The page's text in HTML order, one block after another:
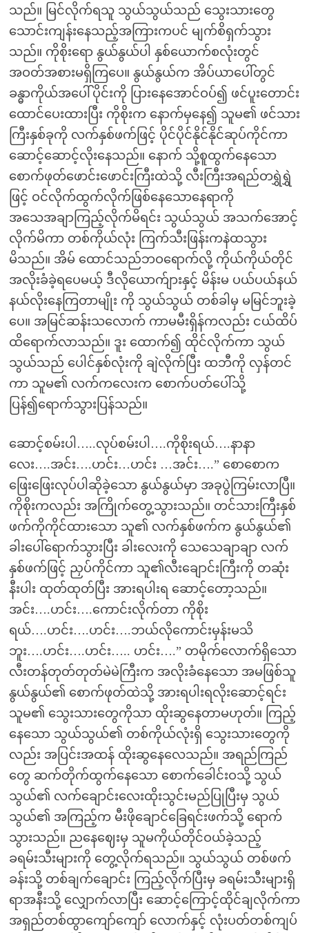
သည်။ မြင်လိုက်ရသူ သွယ်သွယ်သည် သွေးသားတွေ
သောင်းကျန်းနေသည့်အကြားကပင် မျက်စိရှက်သွား
သည်။ ကိုစိုးရော နွယ်နွယ်ပါ နှစ်ယောက်စလုံးတွင်
အဝတ်အစားမရှိကြပေ။ နွယ်နွယ်က အိပ်ယာပေါ်တွင်
ခန္ဓာကိုယ်အပေါ်ပိုင်းကို ပြားနေအောင်ဝပ်၍ ဖင်ပူးတောင်း
ထောင်ပေးထားပြီး ကိုစိုးက နောက်မှနေ၍ သူမ၏ ဖင်သား
ကြီးနှစ်ခုကို လက်နှစ်ဖက်ဖြင့် ပိုင်ပိုင်နိုင်နိုင်ဆုပ်ကိုင်ကာ
ဆောင့်ဆောင့်လိုးနေသည်။ နောက် သို့စူထွက်နေသော
စောက်ဖုတ်ဖောင်းဖောင်းကြီးထဲသို့ လီးကြီးအရည်တရွှဲရွှဲ
ဖြင့် ဝင်လိုက်ထွက်လိုက်ဖြစ်နေသောနေရာကို
အသေအချာကြည့်လိုက်မိရင်း သွယ်သွယ် အသက်အောင့်
လိုက်မိကာ တစ်ကိုယ်လုံး ကြက်သီးဖြန်းကနဲထသွား
မိသည်။ အိမ် ထောင်သည်ဘဝရောက်လို့ ကိုယ်ကိုယ်တိုင်
အလိုးခံခဲ့ရပေမယ့် ဒီလိုယောက်ျားနှင့် မိန်းမ ပယ်ပယ်နယ်
နယ်လိုးနေကြတာမျိုး ကို သွယ်သွယ် တစ်ခါမှ မမြင်ဘူးခဲ့
ပေ။ အမြင်ဆန်းသလောက် ကာမမီးရှိန်ကလည်း ငယ်ထိပ်
ထိရောက်လာသည်။ ဒူး ထောက်၍ ထိုင်လိုက်ကာ သွယ်
သွယ်သည် ပေါင်နှစ်လုံးကို ချဲလိုက်ပြီး ထဘီကို လှန်တင်
ကာ သူမ၏ လက်ကလေးက စောက်ပတ်ပေါ်သို့
ပြန်၍ရောက်သွားပြန်သည်။
ဆောင့်စမ်းပါ…..လုပ်စမ်းပါ….ကိုစိုးရယ်….နာနာ
လေး….အင်း….ဟင်း…ဟင်း …အင်း….” စောစောက
ဖြေးဖြေးလုပ်ပါဆိုခဲ့သော နွယ်နွယ်မှာ အခုပွဲကြမ်းလာပြီ။
ကိုစိုးကလည်း အကြိုက်တွေ့သွားသည်။ တင်သားကြီးနှစ်
ဖက်ကိုကိုင်ထားသော သူ၏ လက်နှစ်ဖက်က နွယ်နွယ်၏
ခါးပေါ်ရောက်သွားပြီး ခါးလေးကို သေသေချာချာ လက်
နှစ်ဖက်ဖြင့် ညှပ်ကိုင်ကာ သူ၏လီးချောင်းကြီးကို တဆုံး
နီးပါး ထုတ်ထုတ်ပြီး အားရပါးရ ဆောင့်တော့သည်။
အင်း….ဟင်း….ကောင်းလိုက်တာ ကိုစိုး
ရယ်….ဟင်း….ဟင်း….ဘယ်လိုကောင်းမှန်းမသိ
ဘူး….ဟင်း….ဟင်း….. ဟင်း….” တမိုက်လောက်ရှိသော
လီးတန်တုတ်တုတ်မဲမဲကြီးက အလိုးခံနေသော အမဖြစ်သူ
နွယ်နွယ်၏ စောက်ဖုတ်ထဲသို့ အားရပါးရလိုးဆောင့်ရင်း
သူမ၏ သွေးသားတွေကိုသာ ထိုးဆွနေတာမဟုတ်။ ကြည့်
နေသော သွယ်သွယ်၏ တစ်ကိုယ်လုံးရှိ သွေးသားတွေကို
လည်း အပြင်းအထန် ထိုးဆွနေလေသည်။ အရည်ကြည်
တွေ ဆက်တိုက်ထွက်နေသော စောက်ခေါင်းဝသို့ သွယ်
သွယ်၏ လက်ချောင်းလေးထိုးသွင်းမည်ပြုပြီးမှ သွယ်
သွယ်၏ အကြည့်က မီးဖိုချောင်ခြေရင်းဖက်သို့ ရောက်
သွားသည်။ ညနေဈေးမှ သူမကိုယ်တိုင်ဝယ်ခဲ့သည့်
ခရမ်းသီးများကို တွေ့လိုက်ရသည်။ သွယ်သွယ် တစ်ဖက်
ခန်းသို့ တစ်ချက်ချောင်း ကြည့်လိုက်ပြီးမှ ခရမ်းသီးများရှိ
ရာအနီးသို့ လျှောက်လာပြီး ဆောင့်ကြောင့်ထိုင်ချလိုက်ကာ
အရှည်တစ်ထွာကျော်ကျော် လောက်နှင့် လုံးပတ်တစ်ကျပ်